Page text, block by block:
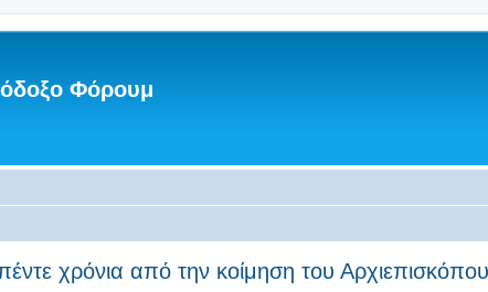
Φόρουμ
χρόνια από την κοίμηση του